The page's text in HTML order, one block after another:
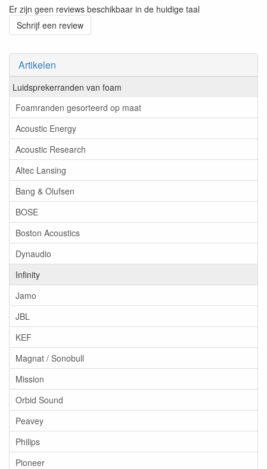
Artikelen
Luidsprekerranden van foam
Foamranden gesorteerd op maat
Acoustic Energy
Acoustic Research
Altec Lansing
Bang & Olufsen
BOSE
Boston Acoustics
Dynaudio
Infinity
Jamo
JBL
KEF
Magnat / Sonobull
Mission
Orbid Sound
Peavey
Philips
Pioneer
Er zijn geen reviews beschikbaar in de huidige taal
Schrijf een review